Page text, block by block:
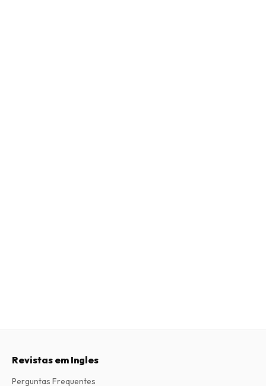
Revistas em Ingles
Perguntas Frequentes